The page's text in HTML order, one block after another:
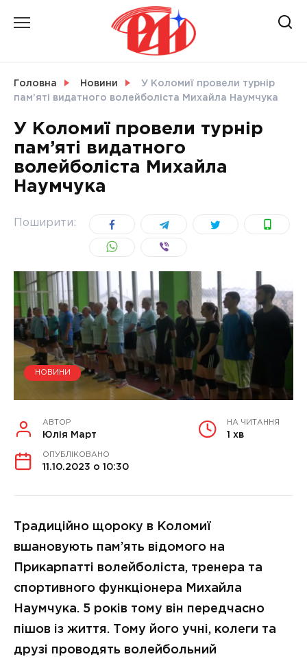
УКРАЇНА
Головна Новини
У Коломиї провели турнір
пам’яті видатного волейболіста Михайла Наумчука
У Коломиї провели турнір
пам’яті видатного
волейболіста Михайла
Наумчука
Поширити:
НОВИНИ
АВТОР
Юлія Март
НА ЧИТАННЯ
1 хв
ОПУБЛІКОВАНО
11.10.2023 о 10:30
Традиційно щороку в Коломиї
вшановують пам’ять відомого на
Прикарпатті волейболіста, тренера та
спортивного функціонера Михайла
Наумчука. 5 років тому він передчасно
пішов із життя. Тому його учні, колеги та
друзі проводять волейбольний